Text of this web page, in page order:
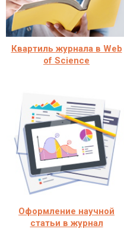
Квартиль журнала в Web
of Science
Оформление научной
статьи в журнал